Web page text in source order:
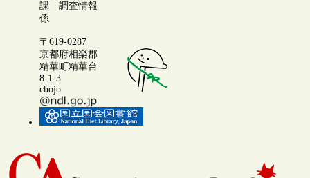
課 調査情報
係
〒619-0287
京都府相楽郡
精華町精華台
8-1-3
chojo